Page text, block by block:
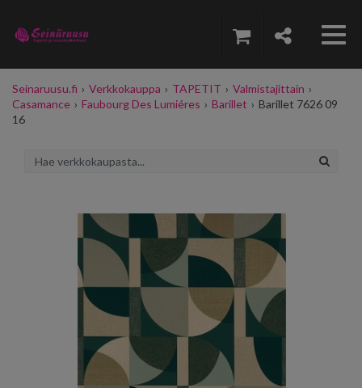
Seinaruusu.fi › Verkkokauppa › TAPETIT › Valmistajittain ›
Casamance › Faubourg Des Lumiéres › Barillet › Barillet 7626 09
16